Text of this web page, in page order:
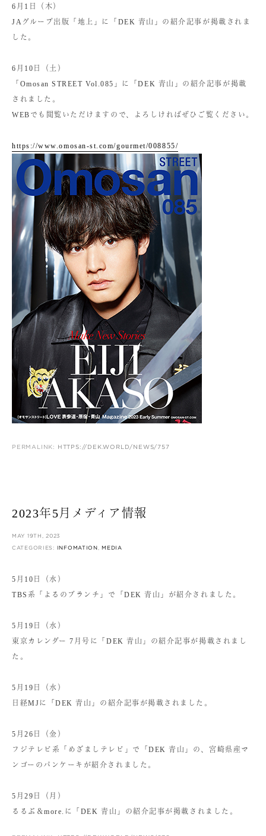
6月1日（木）
JAグループ出版「地上」に「DEK 青山」の紹介記事が掲載されま
した。
6月10日（土）
「Omosan STREET Vol.085」に「DEK 青山」の紹介記事が掲載
されました。
WEBでも閲覧いただけますので、よろしければぜひご覧ください。
https://www.omosan-st.com/gourmet/008855/
PERMALINK: HTTPS://DEK.WORLD/NEWS/757
2023年5月メディア情報
MAY 19TH, 2023
CATEGORIES: INFOMATION ,MEDIA
5月10日（水）
TBS系「よるのブランチ」で「DEK 青山」が紹介されました。
5月19日（水）
東京カレンダー 7月号に「DEK 青山」の紹介記事が掲載されまし
た。
5月19日（水）
日経MJに「DEK 青山」の紹介記事が掲載されました。
5月26日（金）
フジテレビ系「めざましテレビ」で「DEK 青山」の、宮崎県産マ
ンゴーのパンケーキが紹介されました。
5月29日（月）
るるぶ＆more.に「DEK 青山」の紹介記事が掲載されました。